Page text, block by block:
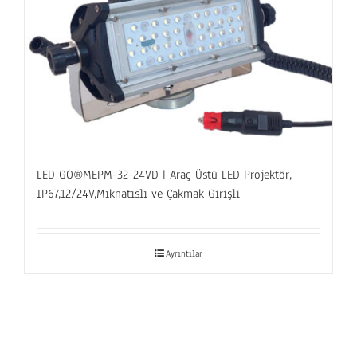
LED GO®MEPM-32-24VD | Araç Üstü LED Projektör,
IP67,12/24V,Mıknatıslı ve Çakmak Girişli
Ayrıntılar